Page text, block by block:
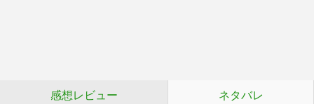
感想レビュー ネタバレ